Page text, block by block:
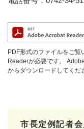
PDF形式のファイルをご
Readerが必要です。
からダウンロードしてくだ
市長定例記者